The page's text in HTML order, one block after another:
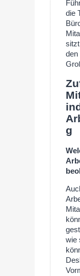
die
den
g
wie